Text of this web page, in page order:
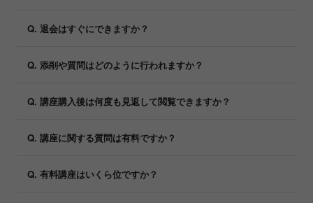
Q. 退会はすぐにできますか？
Q. 添削や質問はどのように行われますか？
Q. 講座購入後は何度も見返して閲覧できますか？
Q. 講座に関する質問は有料ですか？
Q. 有料講座はいくら位ですか？